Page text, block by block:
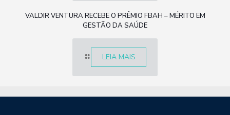
VALDIR VENTURA RECEBE O PRÊMIO FBAH – MÉRITO EM
GESTÃO DA SAÚDE
LEIA MAIS